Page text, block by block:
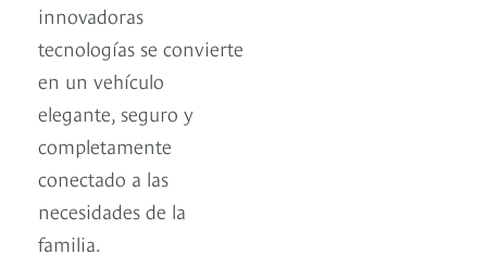
innovadoras
tecnologías se convierte
en un vehículo
elegante, seguro y
completamente
conectado a las
necesidades de la
familia.